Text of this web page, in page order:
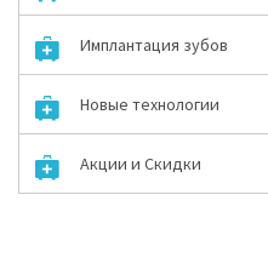
Имплантация зубов
Новые технологии
Акции и Скидки